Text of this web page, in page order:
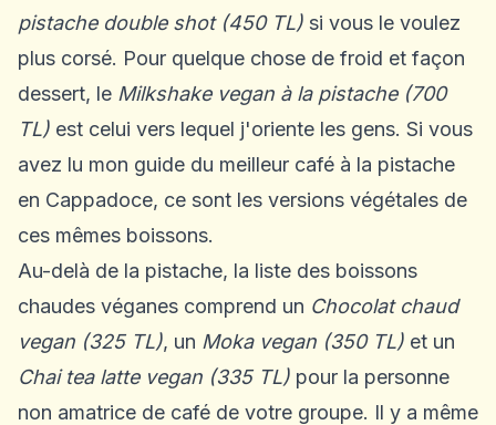
pistache double shot (450 TL) si vous le voulez
plus corsé. Pour quelque chose de froid et façon
dessert, le Milkshake vegan à la pistache (700
TL) est celui vers lequel j'oriente les gens. Si vous
avez lu mon guide du meilleur café à la pistache
en Cappadoce, ce sont les versions végétales de
ces mêmes boissons.
Au-delà de la pistache, la liste des boissons
chaudes véganes comprend un Chocolat chaud
vegan (325 TL), un Moka vegan (350 TL) et un
Chai tea latte vegan (335 TL) pour la personne
non amatrice de café de votre groupe. Il y a même